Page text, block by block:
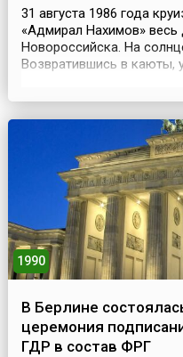
31 августа 1986 года
«Адмирал Нахимов» весь
Новороссийска. На
Возвратившись в каюты,
проветрить помещения.
Цемесской бухты. В это
1990
В Берлине
церемония
ГДР в состав ФРГ